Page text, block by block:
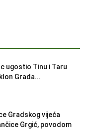
ugostio Tinu i Taru
Grada...
Gradskog vijeća
Grgić, povodom